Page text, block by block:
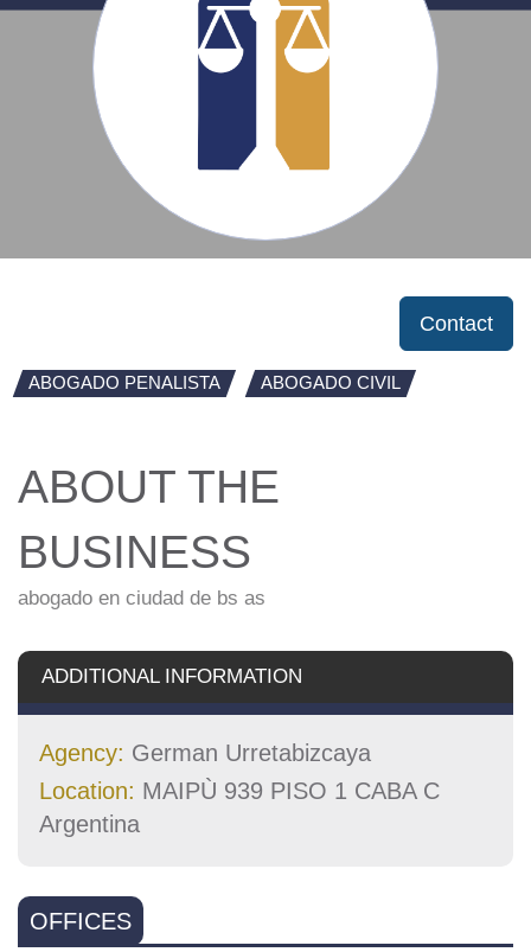
Contact
ABOGADO PENALISTA ABOGADO CIVIL
ABOUT THE
BUSINESS
abogado en ciudad de bs as
ADDITIONAL INFORMATION
Agency: German Urretabizcaya
Location: MAIPÙ 939 PISO 1 CABA C
Argentina
OFFICES